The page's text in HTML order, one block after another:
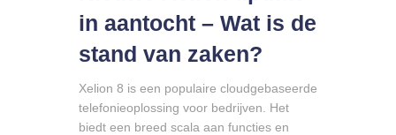
in aantocht – Wat is de
stand van zaken?
Xelion 8 is een populaire cloudgebaseerde
telefonieoplossing voor bedrijven. Het
biedt een breed scala aan functies en